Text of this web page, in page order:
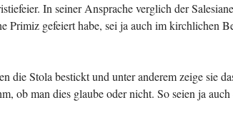
In seiner Ansprache verglich der
gefeiert habe, sei ja auch im kirchlichen
die Stola bestickt und unter anderem zeige sie
ob man dies glaube oder nicht. So seien ja